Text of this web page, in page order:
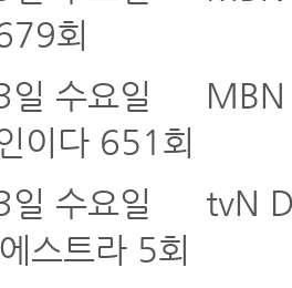
회
수요일
이다 651회
수요일
tvN
스트라 5회